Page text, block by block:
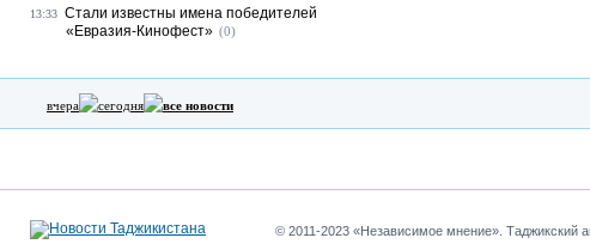
13:33 Стали известны имена победителей
«Евразия-Кинофест» (0)
вчера сегодня все новости
© 2011-2023 «Независимое мнение». Таджикский